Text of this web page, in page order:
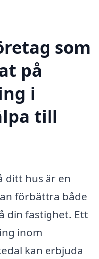
som
på
i
till
ditt hus är en
förbättra både
din fastighet. Ett
inom
kan erbjuda